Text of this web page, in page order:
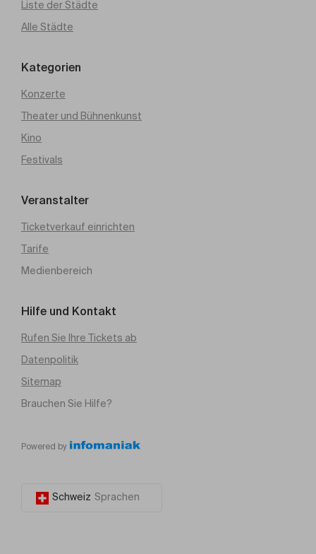
Liste der Städte
Alle Städte
Kategorien
Konzerte
Theater und Bühnenkunst
Kino
Festivals
Veranstalter
Ticketverkauf einrichten
Tarife
Medienbereich
Hilfe und Kontakt
Rufen Sie Ihre Tickets ab
Datenpolitik
Sitemap
Brauchen Sie Hilfe?
Powered by
Schweiz Sprachen